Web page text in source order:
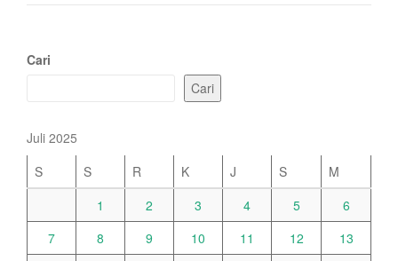
Cari
Cari
Juli 2025
S
S R K J S
M
1
2 3 4 5
6
7
8 9 10 11 12
13